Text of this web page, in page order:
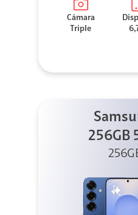
Cámara
Triple
256GB